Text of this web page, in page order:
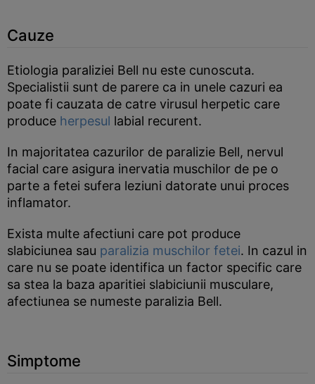
Cauze
Etiologia paraliziei Bell nu este cunoscuta.
Specialistii sunt de parere ca in unele cazuri ea
poate fi cauzata de catre virusul herpetic care
produce herpesul labial recurent.
In majoritatea cazurilor de paralizie Bell, nervul
facial care asigura inervatia muschilor de pe o
parte a fetei sufera leziuni datorate unui proces
inflamator.
Exista multe afectiuni care pot produce
slabiciunea sau paralizia muschilor fetei. In cazul in
care nu se poate identifica un factor specific care
sa stea la baza aparitiei slabiciunii musculare,
afectiunea se numeste paralizia Bell.
Simptome